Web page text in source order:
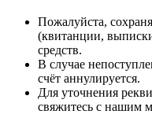
Пожалуйста,
(квитанции,
средств.
В случае
счёт аннулируется.
Для уточнения
свяжитесь с нашим